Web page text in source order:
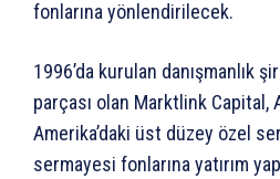
fonlarına yönlendirilecek.
1996’da kurulan danışmanlık
parçası olan Marktlink Capital,
Amerika’daki üst düzey özel
sermayesi fonlarına yatırım